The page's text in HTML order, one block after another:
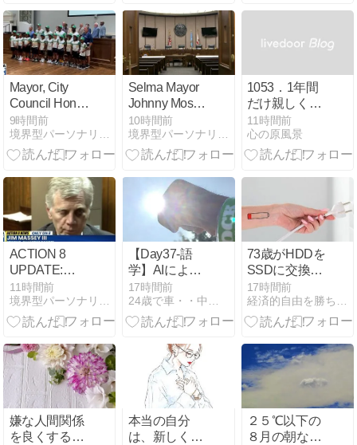
Mayor, City
Council Honor
Montgomery’s
World
Champion 8U
9時間前
Selma Mayor
Johnny Moss,
III plans to
reorganize city
government
10時間前
1053．1年間
だけ親しくし
てね
11時間前
心の原風景
ACTION 8
UPDATE:
Fourth person
sentenced in
robbery of
businessman
Jim Massey
11時間前
【Day37-語
学】AIによっ
て役割を変え
る大切さを実
感！！〜Road
17時間前
73歳がHDDを
SSDに交換し
た話｜遅いパ
ソコンが劇的
に速くなった
17時間前
嫌な人間関係
を良くするた
本当の自分
は、新しく見
２５℃以下の
８月の朝なん